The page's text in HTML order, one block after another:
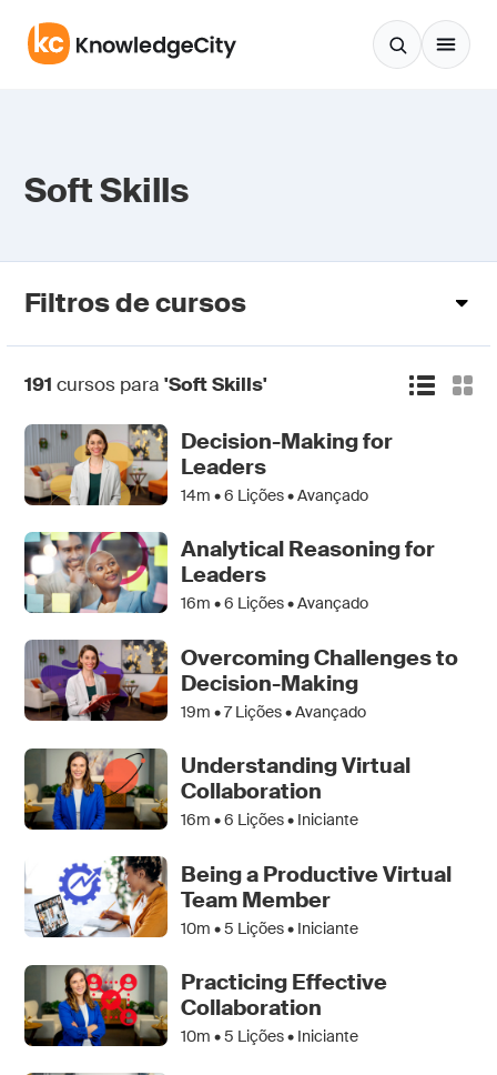
Soft Skills
Filtros de cursos
191 cursos para 'Soft Skills'
Decision-Making for
Leaders
14m •6 Lições • Avançado
Analytical Reasoning for
Leaders
16m •6 Lições • Avançado
Overcoming Challenges to
Decision-Making
19m •7Lições • Avançado
Understanding Virtual
Collaboration
16m •6 Lições • Iniciante
Being a Productive Virtual
Team Member
10m •5 Lições • Iniciante
Practicing Effective
Collaboration
10m •5 Lições • Iniciante